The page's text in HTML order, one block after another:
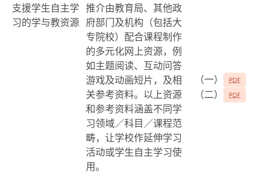
支援学生自主学
习的学与教资源
推介由教育局、其他政
府部门及机构（包括大
专院校）配合课程制作
的多元化网上资源，例
如主题阅读、互动问答
游戏及动画短片， 及相
关参考资料。以上资源
和参考资料涵盖不同学
习领域／科目／课程范
畴，让学校作延伸学习
活动或学生自主学习使
用。
（一）
（二）